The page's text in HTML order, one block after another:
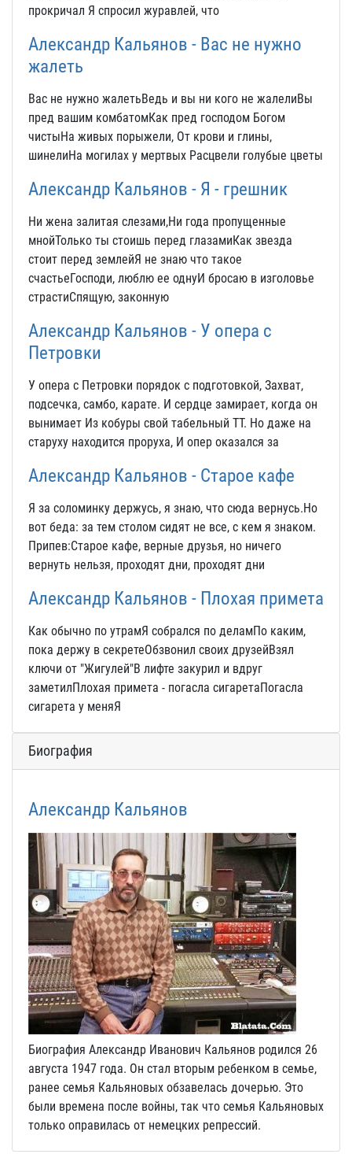
прокричал Я спросил журавлей, что
Александр Кальянов - Вас не нужно
жалеть
Вас не нужно жалетьВедь и вы ни кого не жалелиВы
пред вашим комбатомКак пред господом Богом
чистыНа живых порыжели, От крови и глины,
шинелиНа могилах у мертвых Расцвели голубые цветы
Александр Кальянов - Я - грешник
Ни жена залитая слезами,Ни года пропущенные
мнойТолько ты стоишь перед глазамиКак звезда
стоит перед землейЯ не знаю что такое
счастьеГосподи, люблю ее однуИ бросаю в изголовье
страстиСпящую, законную
Александр Кальянов - У опера с
Петровки
У опера с Петровки порядок с подготовкой, Захват,
подсечка, самбо, карате. И сердце замирает, когда он
вынимает Из кобуры свой табельный ТТ. Но даже на
старуху находится проруха, И опер оказался за
Александр Кальянов - Старое кафе
Я за соломинку держусь, я знаю, что сюда вернусь.Но
вот беда: за тем столом сидят не все, с кем я знаком.
Припев:Старое кафе, верные друзья, но ничего
вернуть нельзя, проходят дни, проходят дни
Александр Кальянов - Плохая примета
Как обычно по утрамЯ собрался по деламПо каким,
пока держу в секретеОбзвонил своих друзейВзял
ключи от "Жигулей"В лифте закурил и вдруг
заметилПлохая примета - погасла сигаретаПогасла
сигарета у меняЯ
Биография
Александр Кальянов
Биография Александр Иванович Кальянов родился 26
августа 1947 года. Он стал вторым ребенком в семье,
ранее семья Кальяновых обзавелась дочерью. Это
были времена после войны, так что семья Кальяновых
только оправилась от немецких репрессий.